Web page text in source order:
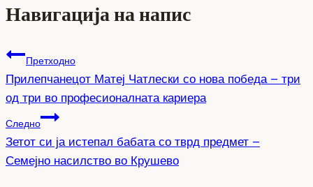
Навигација на напис
Претходно
Прилепчанецот Матеј Чатлески со нова победа – три
од три во професионалната кариера
Следно
Зетот си ја истепал бабата со тврд предмет –
Семејно насилство во Крушево